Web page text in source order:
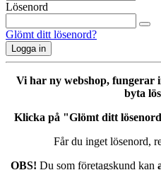
Lösenord
Glömt ditt lösenord?
Logga in
Vi har ny webshop, fungerar
byta
Klicka på "Glömt ditt
Får du inget lösenord,
OBS! Du som företagskund kan